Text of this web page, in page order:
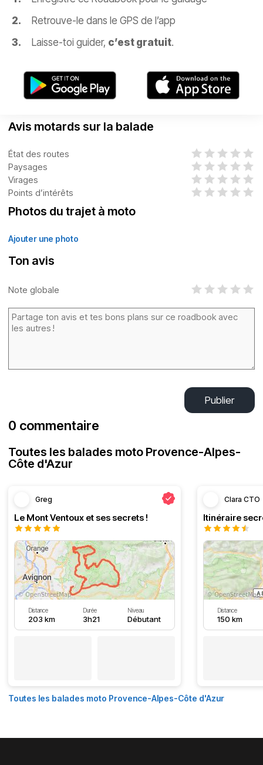
Retrouve-le dans le GPS de l’app
Laisse-toi guider, c’est gratuit.
Avis motards sur la balade
État des routes
Paysages
Virages
Points d’intérêts
Photos du trajet à moto
Ajouter une photo
Ton avis
Note globale
Publier
0 commentaire
Toutes les balades moto Provence-Alpes-
Côte d'Azur
Greg
Le Mont Ventoux et ses secrets !
Distance
203 km
Durée
3h21
Niveau
Débutant
Clara CTO
Distance
150 km
Toutes les balades moto Provence-Alpes-Côte d'Azur